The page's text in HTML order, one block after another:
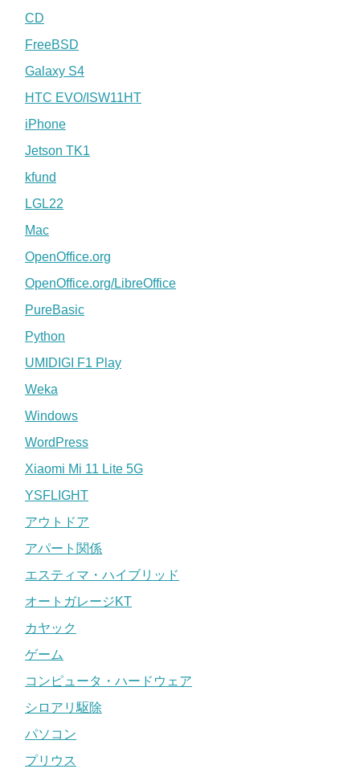
CD
FreeBSD
Galaxy S4
HTC EVO/ISW11HT
iPhone
Jetson TK1
kfund
LGL22
Mac
OpenOffice.org
OpenOffice.org/LibreOffice
PureBasic
Python
UMIDIGI F1 Play
Weka
Windows
WordPress
Xiaomi Mi 11 Lite 5G
YSFLIGHT
アウトドア
アパート関係
エスティマ・ハイブリッド
オートガレージKT
カヤック
ゲーム
コンピュータ・ハードウェア
シロアリ駆除
パソコン
プリウス